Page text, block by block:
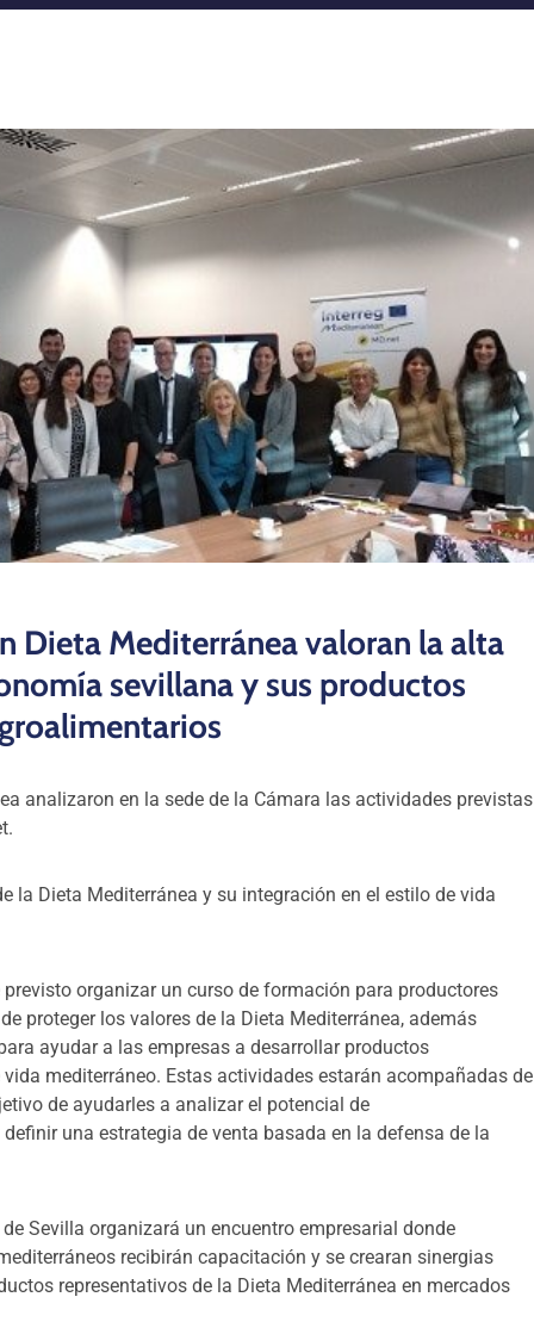
Dieta Mediterránea valoran la alta
sevillana y sus productos
analizaron en la sede de la Cámara las actividades previstas
la Dieta Mediterránea y su integración en el estilo de vida
organizar un curso de formación para productores
proteger los valores de la Dieta Mediterránea, además
ayudar a las empresas a desarrollar productos
mediterráneo. Estas actividades estarán acompañadas de
de ayudarles a analizar el potencial de
una estrategia de venta basada en la defensa de la
Sevilla organizará un encuentro empresarial donde
recibirán capacitación y se crearan sinergias
representativos de la Dieta Mediterránea en mercados